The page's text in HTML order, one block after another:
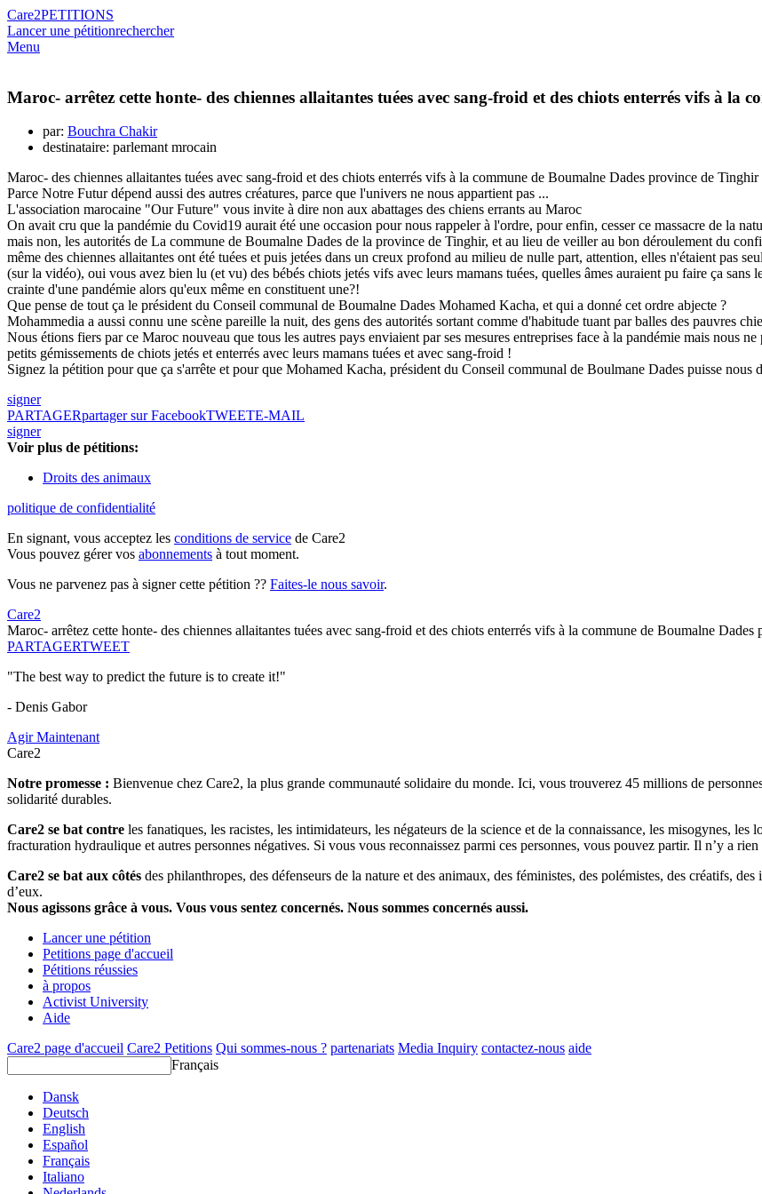
Care2PETITIONS
Lancer une pétitionrechercher
Menu
Maroc- arrêtez cette honte- des chiennes allaitantes tuées avec sang-froid et des chiots enterrés vifs à la
par: Bouchra Chakir
destinataire: parlemant mrocain
Maroc- des chiennes allaitantes tuées avec sang-froid et des chiots enterrés vifs à la commune de Boumalne Dades province de Tinghir
Parce Notre Futur dépend aussi des autres créatures, parce que l'univers ne nous appartient pas ...
L'association marocaine "Our Future" vous invite à dire non aux abattages des chiens errants au Maroc
On avait cru que la pandémie du Covid19 aurait été une occasion pour nous rappeler à l'ordre, pour enfin, cesser ce massacre de la
mais non, les autorités de La commune de Boumalne Dades de la province de Tinghir, et au lieu de veiller au bon déroulement du
même des chiennes allaitantes ont été tuées et puis jetées dans un creux profond au milieu de nulle part, attention, elles n'étaient pas
(sur la vidéo), oui vous avez bien lu (et vu) des bébés chiots jetés vifs avec leurs mamans tuées, quelles âmes auraient pu faire ça sans
crainte d'une pandémie alors qu'eux même en constituent une?!
Que pense de tout ça le président du Conseil communal de Boumalne Dades Mohamed Kacha, et qui a donné cet ordre abjecte ?
Mohammedia a aussi connu une scène pareille la nuit, des gens des autorités sortant comme d'habitude tuant par balles des pauvres
Nous étions fiers par ce Maroc nouveau que tous les autres pays enviaient par ses mesures entreprises face à la pandémie mais nous
petits gémissements de chiots jetés et enterrés avec leurs mamans tuées et avec sang-froid !
Signez la pétition pour que ça s'arrête et pour que Mohamed Kacha, président du Conseil communal de Boulmane Dades puisse nous
signer
PARTAGERpartager sur FacebookTWEETE-MAIL
signer
Voir plus de pétitions:
Droits des animaux
politique de confidentialité
En signant, vous acceptez les conditions de service de Care2
Vous pouvez gérer vos abonnements à tout moment.
Vous ne parvenez pas à signer cette pétition ?? Faites-le nous savoir.
Care2
Maroc- arrêtez cette honte- des chiennes allaitantes tuées avec sang-froid et des chiots enterrés vifs à la commune de Boumalne
PARTAGERTWEET
"The best way to predict the future is to create it!"
- Denis Gabor
Agir Maintenant
Care2
Notre promesse : Bienvenue chez Care2, la plus grande communauté solidaire du monde. Ici, vous trouverez 45 millions de
solidarité durables.
Care2 se bat contre les fanatiques, les racistes, les intimidateurs, les négateurs de la science et de la connaissance, les misogynes,
fracturation hydraulique et autres personnes négatives. Si vous vous reconnaissez parmi ces personnes, vous pouvez partir. Il n’y a
Care2 se bat aux côtés des philanthropes, des défenseurs de la nature et des animaux, des féministes, des polémistes, des créatifs,
d’eux.
Nous agissons grâce à vous. Vous vous sentez concernés. Nous sommes concernés aussi.
Lancer une pétition
Petitions page d'accueil
Pétitions réussies
à propos
Activist University
Aide
Care2 page d'accueil Care2 Petitions Qui sommes-nous ? partenariats Media Inquiry contactez-nous aide
Français
Dansk
Deutsch
English
Español
Français
Italiano